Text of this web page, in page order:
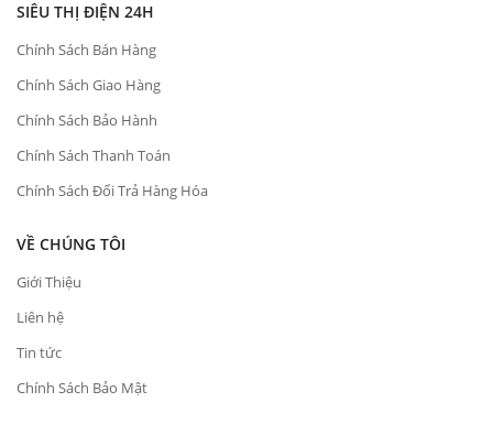
SIÊU THỊ ĐIỆN 24H
Chính Sách Bán Hàng
Chính Sách Giao Hàng
Chính Sách Bảo Hành
Chính Sách Thanh Toán
Chính Sách Đổi Trả Hàng Hóa
VỀ CHÚNG TÔI
Giới Thiệu
Liên hệ
Tin tức
Chính Sách Bảo Mật